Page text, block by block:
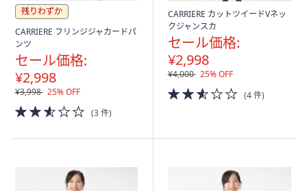
残りわずか
CARRIERE フリンジジャカードパ
ンツ
セール価格:
¥2,998
¥3,998 25% OFF
2.5
of
(3 件)
CARRIERE カットツイードVネッ
クジャンスカ
セール価格:
¥2,998
¥4,000 25% OFF
2.5
of
(4 件)